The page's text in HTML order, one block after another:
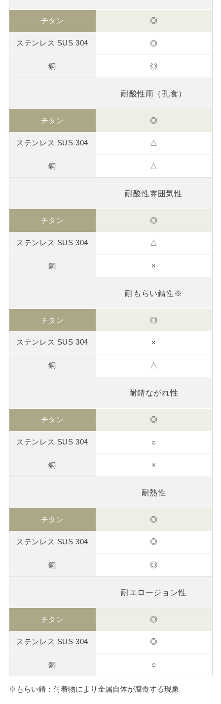
◎
◎
◎
耐酸性雨（孔食）
◎
△
△
耐酸性雰囲気性
◎
△
×
耐もらい錆性※
◎
×
△
耐錆ながれ性
◎
○
×
耐熱性
◎
◎
◎
耐エロージョン性
◎
◎
○
※ もらい錆：付着物により金属自体が腐食する現象